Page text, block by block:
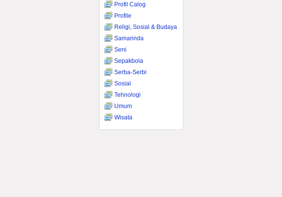
Profil Calog
Profile
Religi, Sosial & Budaya
Samarinda
Seni
Sepakbola
Serba-Serbi
Sosial
Tehnologi
Umum
Wisata